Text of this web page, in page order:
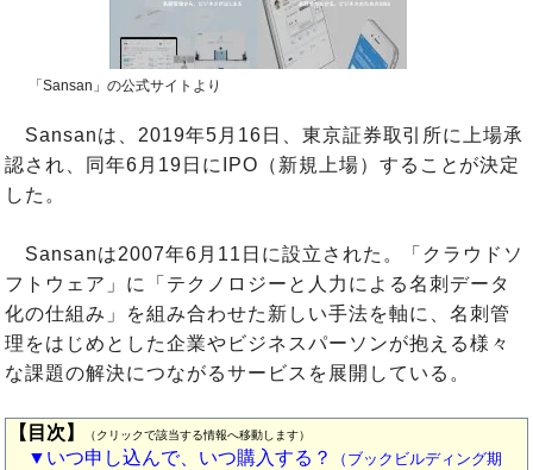
「Sansan」の公式サイトより
Sansanは、2019年5月16日、東京証券取引所に上場承
認され、同年6月19日にIPO（新規上場）することが決定
した。
Sansanは2007年6月11日に設立された。「クラウドソ
フトウェア」に「テクノロジーと人力による名刺データ
化の仕組み」を組み合わせた新しい手法を軸に、名刺管
理をはじめとした企業やビジネスパーソンが抱える様々
な課題の解決につながるサービスを展開している。
【目次】 （クリックで該当する情報へ移動します）
▼いつ申し込んで、いつ購入する？
（ブックビルディング期